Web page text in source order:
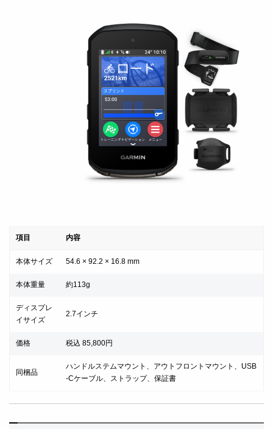
項目 内容
本体サイズ 54.6 × 92.2 × 16.8 mm
本体重量 約113g
ディスプレ
イサイズ
2.7インチ
価格 税込 85,800円
同梱品
ハンドルステムマウント、アウトフロントマウント、USB
-Cケーブル、ストラップ、保証書